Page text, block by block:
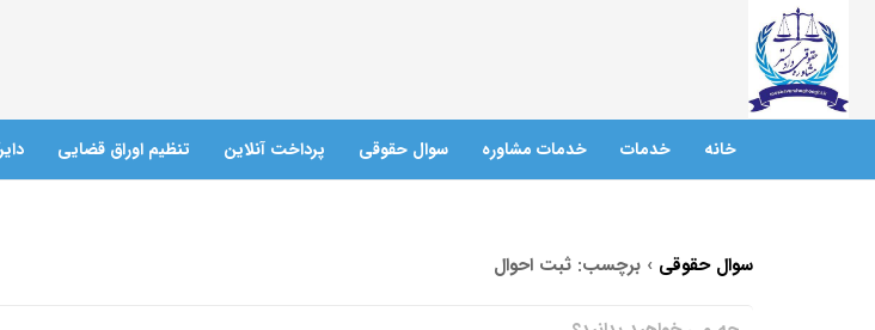
خانه خدمات خدمات مشاوره سوال حقوقی پرداخت آنلاین تنظیم اوراق قضایی
سوال حقوقی › برچسب: ثبت احوال